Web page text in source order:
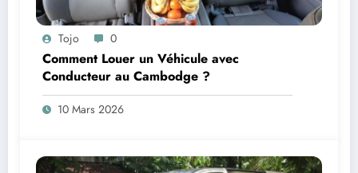
Tojo 0
Comment Louer un Véhicule avec
Conducteur au Cambodge ?
10 Mars 2026